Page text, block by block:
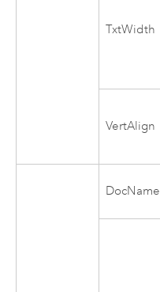
TxtWidth
VertAlign
DocName